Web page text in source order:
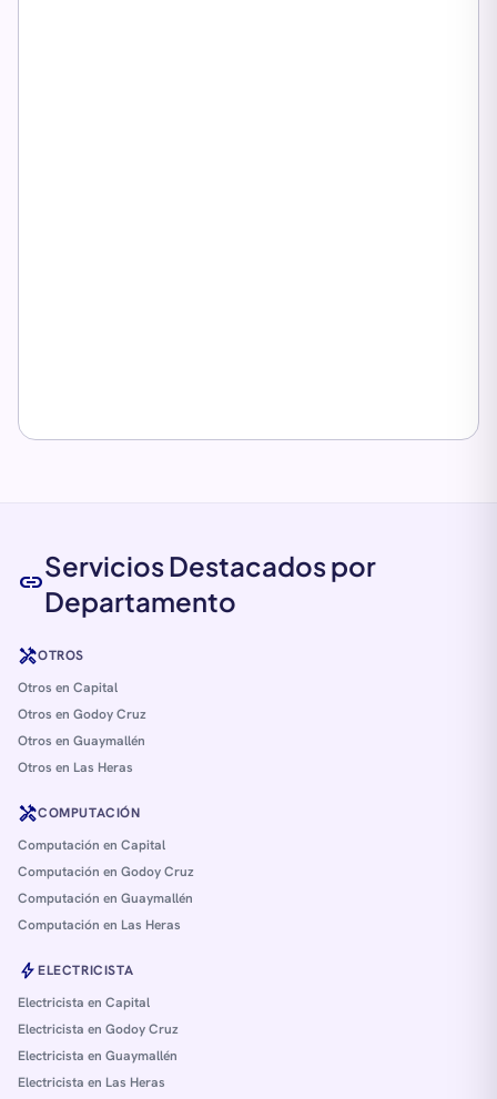
link
Servicios Destacados por
Departamento
handymanOTROS
Otros en Capital
Otros en Godoy Cruz
Otros en Guaymallén
Otros en Las Heras
handymanCOMPUTACIÓN
Computación en Capital
Computación en Godoy Cruz
Computación en Guaymallén
Computación en Las Heras
boltELECTRICISTA
Electricista en Capital
Electricista en Godoy Cruz
Electricista en Guaymallén
Electricista en Las Heras